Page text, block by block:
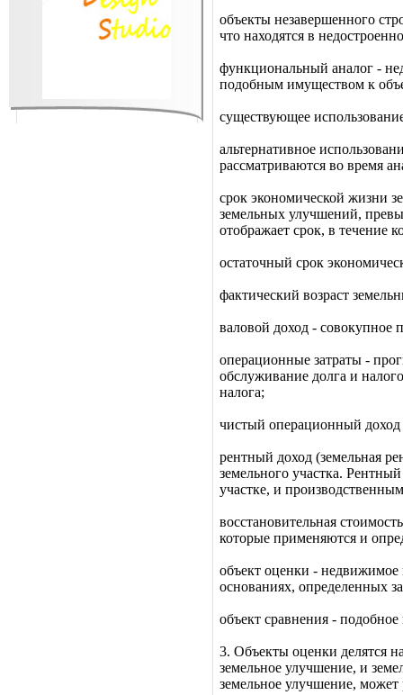
объекты незавершенного
что находятся в
функциональный аналог -
подобным имуществом к
существующее
альтернативное
рассматриваются во время
срок экономической жизни
земельных улучшений,
отображает срок, в течение
остаточный срок
фактический возраст
валовой доход - совокупное
операционные затраты -
обслуживание долга и
налога;
чистый операционный доход
рентный доход (земельная
земельного участка.
участке, и
восстановительная
которые применяются и
объект оценки - недвижимое
основаниях, определенных
объект сравнения -
3. Объекты оценки делятся
земельное улучшение, и
земельное улучшение, может